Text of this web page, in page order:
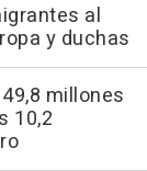
al
y duchas
millones
10,2